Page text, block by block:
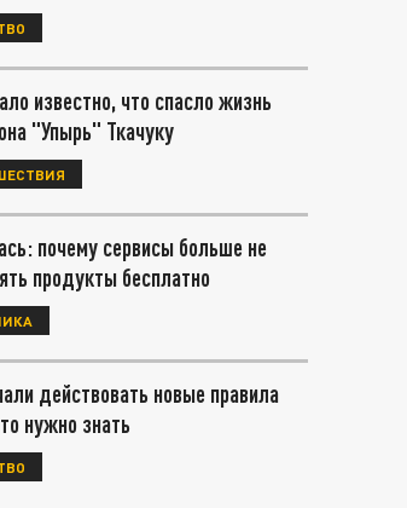
известно, что спасло жизнь
"Упырь" Ткачуку
почему сервисы больше не
продукты бесплатно
действовать новые правила
нужно знать